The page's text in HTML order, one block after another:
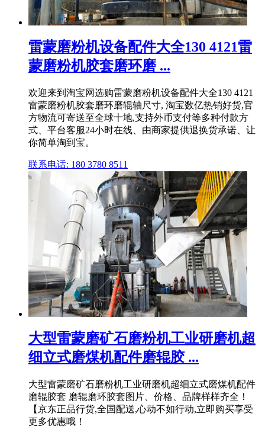
雷蒙磨粉机设备配件大全130 4121雷
蒙磨粉机胶套磨环磨 ...
欢迎来到淘宝网选购雷蒙磨粉机设备配件大全130 4121
雷蒙磨粉机胶套磨环磨辊轴尺寸, 淘宝数亿热销好货,官
方物流可寄送至全球十地,支持外币支付等多种付款方
式、平台客服24小时在线、由商家提供退换货承诺、让
你简单淘到宝。
联系电话: 180 3780 8511
大型雷蒙磨矿石磨粉机工业研磨机超
细立式磨煤机配件磨辊胶 ...
大型雷蒙磨矿石磨粉机工业研磨机超细立式磨煤机配件
磨辊胶套 磨辊磨环胶套图片、价格、品牌样样齐全！
【京东正品行货,全国配送,心动不如行动,立即购买享受
更多优惠哦！